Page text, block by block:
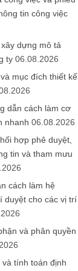
tin công việc
dựng mô tả
ty 06.08.2026
mục đích thiết kế
dẫn cách làm cơ
nhanh 06.08.2026
hợp phê duyệt,
tin và tham mưu
cách làm hệ
duyệt cho các vị trí
và phân quyền
tính toán định